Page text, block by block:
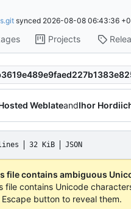
synced 2026-08-08 06:43:36
Projects
WeblateandIhor
32 KiB JSON
file contains ambiguous
file contains Unicode
button to reveal them.